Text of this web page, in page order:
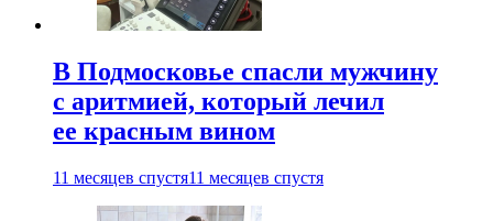
В Подмосковье спасли мужчину
с аритмией, который лечил
ее красным вином
11 месяцев спустя11 месяцев спустя